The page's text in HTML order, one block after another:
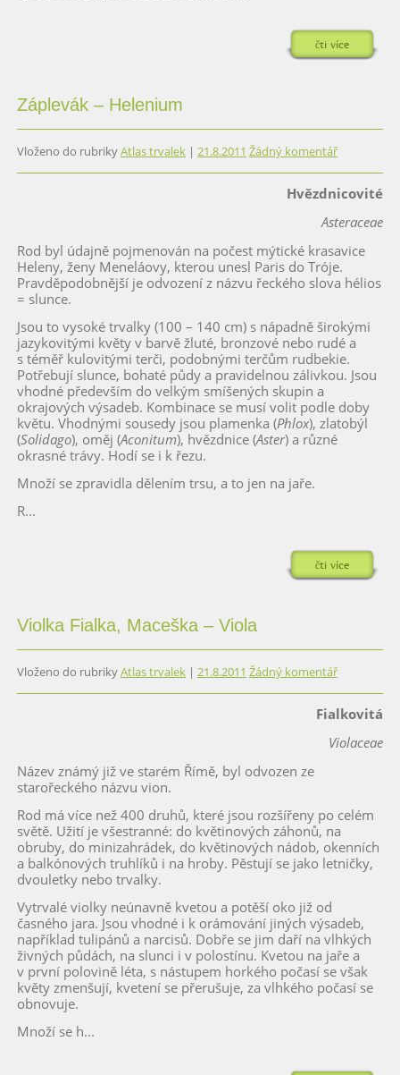
čti více
Záplevák – Helenium
Vloženo do rubrikyAtlas trvalek| 21.8.2011 Žádný komentář
Hvězdnicovité
Asteraceae
Rod byl údajně pojmenován na počest mýtické krasavice
Heleny, ženy Meneláovy, kterou unesl Paris do Tróje.
Pravděpodobnější je odvození z názvu řeckého slova hélios
= slunce.
Jsou to vysoké trvalky (100 – 140 cm) s nápadně širokými
jazykovitými květy v barvě žluté, bronzové nebo rudé a
s téměř kulovitými terči, podobnými terčům rudbekie.
Potřebují slunce, bohaté půdy a pravidelnou zálivkou. Jsou
vhodné především do velkým smíšených skupin a
okrajových výsadeb. Kombinace se musí volit podle doby
květu. Vhodnými sousedy jsou plamenka (Phlox), zlatobýl
(Solidago), oměj (Aconitum), hvězdnice (Aster) a různé
okrasné trávy. Hodí se i k řezu.
Množí se zpravidla dělením trsu, a to jen na jaře.
R...
čti více
Violka Fialka, Maceška – Viola
Vloženo do rubrikyAtlas trvalek| 21.8.2011 Žádný komentář
Fialkovitá
Violaceae
Název známý již ve starém Římě, byl odvozen ze
starořeckého názvu vion.
Rod má více než 400 druhů, které jsou rozšířeny po celém
světě. Užití je všestranné: do květinových záhonů, na
obruby, do minizahrádek, do květinových nádob, okenních
a balkónových truhlíků i na hroby. Pěstují se jako letničky,
dvouletky nebo trvalky.
Vytrvalé violky neúnavně kvetou a potěší oko již od
časného jara. Jsou vhodné i k orámování jiných výsadeb,
například tulipánů a narcisů. Dobře se jim daří na vlhkých
živných půdách, na slunci i v polostínu. Kvetou na jaře a
v první polovině léta, s nástupem horkého počasí se však
květy zmenšují, kvetení se přerušuje, za vlhkého počasí se
obnovuje.
Množí se h...